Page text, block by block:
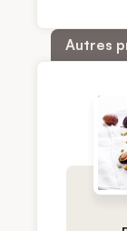
Autres